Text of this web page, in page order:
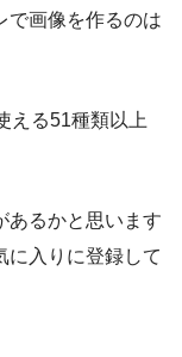
で画像を作るのは
える51種類以上
あるかと思います
に入りに登録して